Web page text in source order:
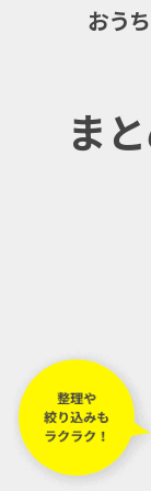
おう
ま